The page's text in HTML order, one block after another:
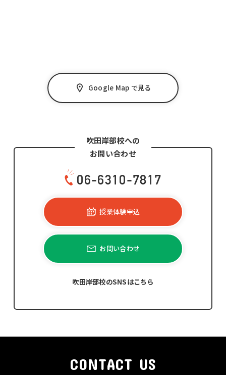
Google Map で見る
吹田岸部校への
お問い合わせ
06-6310-7817
授業体験申込
お問い合わせ
吹田岸部校のSNSはこちら
CONTACT US